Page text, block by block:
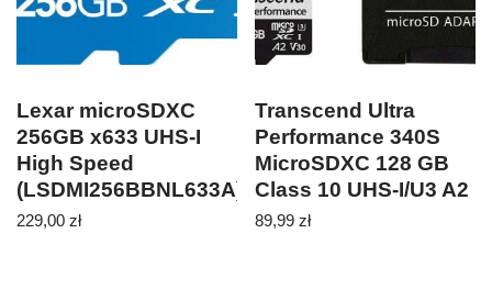
Lexar microSDXC
256GB x633 UHS-I
High Speed
(LSDMI256BBNL633A)
229,00 zł
Transcend Ultra
Performance 340S
MicroSDXC 128 GB
Class 10 UHS-I/U3 A2
V30
89,99zł